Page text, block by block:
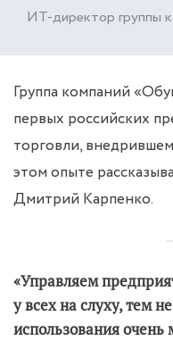
ИТ-директор группы
Группа компаний
первых российских
торговли,
этом опыте
Дмитрий Карпенко.
«Управляем
у всех на слуху, тем
использования